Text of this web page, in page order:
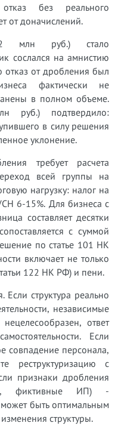
без реального
от доначислений.
млн руб.) стало
сослался на амнистию
отказ от дробления был
фактически не
в полном объеме.
руб.) подтвердило:
в силу решения
уклонение.
требует расчета
всей группы на
нагрузку: налог на
6-15%. Для бизнеса с
составляет десятки
с суммой
по статье 101 НК
включает не только
122 НК РФ) и пени.
структура реально
независимые
ответ
Если
совпадение персонала,
реструктуризацию с
признаки дробления
фиктивные ИП) -
быть оптимальным
структуры.